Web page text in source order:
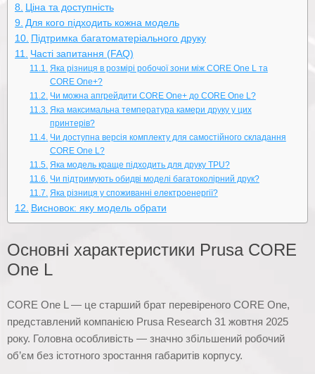
Ціна та доступність
Для кого підходить кожна модель
Підтримка багатоматеріального друку
Часті запитання (FAQ)
Яка різниця в розмірі робочої зони між CORE One L та
CORE One+?
Чи можна апгрейдити CORE One+ до CORE One L?
Яка максимальна температура камери друку у цих
принтерів?
Чи доступна версія комплекту для самостійного складання
CORE One L?
Яка модель краще підходить для друку TPU?
Чи підтримують обидві моделі багатоколірний друк?
Яка різниця у споживанні електроенергії?
Висновок: яку модель обрати
Основні характеристики Prusa CORE
One L
CORE One L — це старший брат перевіреного CORE One,
представлений компанією Prusa Research 31 жовтня 2025
року. Головна особливість — значно збільшений робочий
об’єм без істотного зростання габаритів корпусу.